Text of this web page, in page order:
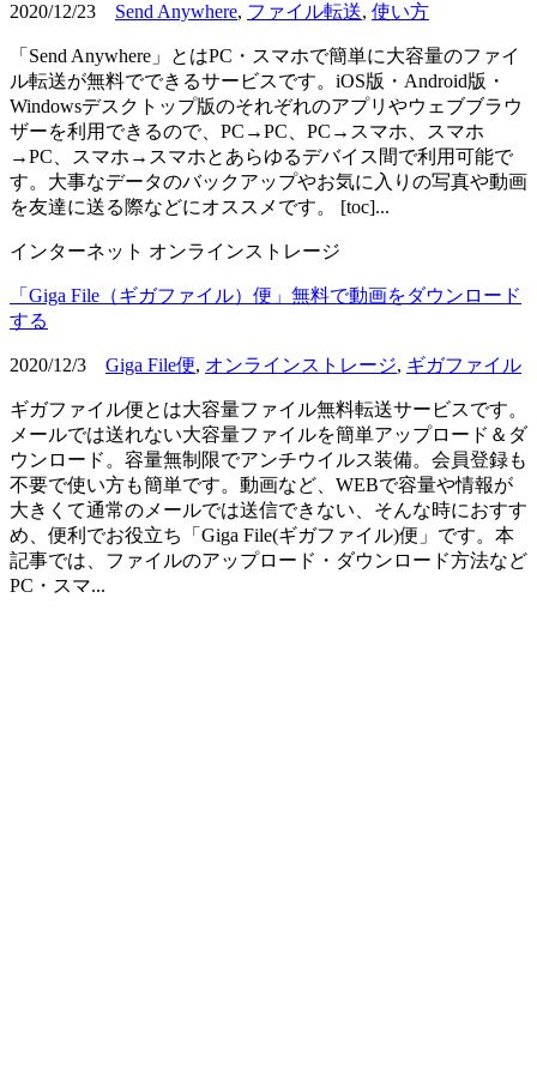
2020/12/23 Send Anywhere, ファイル転送, 使い方
「Send Anywhere」とはPC・スマホで簡単に大容量のファイ
ル転送が無料でできるサービスです。iOS版・Android版・
Windowsデスクトップ版のそれぞれのアプリやウェブブラウ
ザーを利用できるので、PC→PC、PC→スマホ、スマホ
→PC、スマホ→スマホとあらゆるデバイス間で利用可能で
す。大事なデータのバックアップやお気に入りの写真や動画
を友達に送る際などにオススメです。 [toc]...
インターネット オンラインストレージ
「Giga File（ギガファイル）便」無料で動画をダウンロード
する
2020/12/3 Giga File便, オンラインストレージ, ギガファイル
ギガファイル便とは大容量ファイル無料転送サービスです。
メールでは送れない大容量ファイルを簡単アップロード＆ダ
ウンロード。容量無制限でアンチウイルス装備。会員登録も
不要で使い方も簡単です。動画など、WEBで容量や情報が
大きくて通常のメールでは送信できない、そんな時におすす
め、便利でお役立ち「Giga File(ギガファイル)便」です。本
記事では、ファイルのアップロード・ダウンロード方法など
PC・スマ...